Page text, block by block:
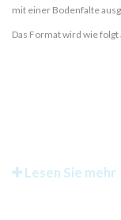
mit einer Bodenfalte
Das Format wird wie
Lesen Sie mehr